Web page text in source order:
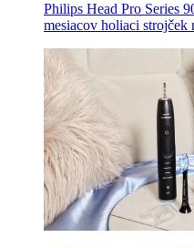
Philips Head Pro Series
mesiacov holiaci strojček